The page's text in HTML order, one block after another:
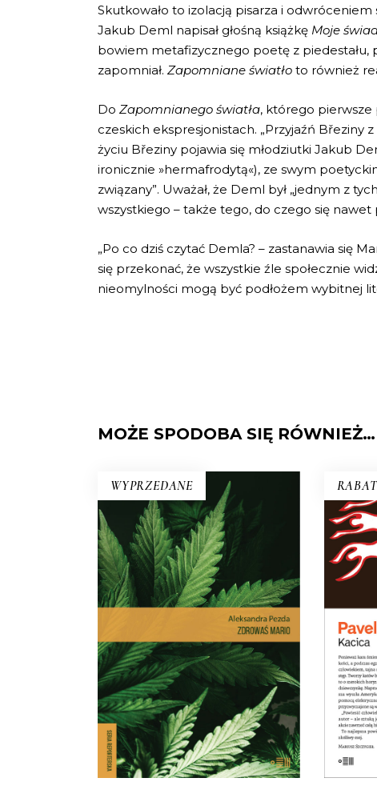
Skutkowało to izolacją pisarza i odwróceniem
Jakub Deml napisał głośną książkę Moje
bowiem metafizycznego poetę z piedestału,
zapomniał. Zapomniane światło to również
Do Zapomnianego światła, którego pierwsze
czeskich ekspresjonistach. „Przyjaźń Březiny
życiu Březiny pojawia się młodziutki Jakub
ironicznie »hermafrodytą«), ze swym
związany”. Uważał, że Deml był „jednym z
wszystkiego – także tego, do czego się nawet
„Po co dziś czytać Demla? – zastanawia się
się przekonać, że wszystkie źle społecznie
nieomylności mogą być podłożem wybitnej
MOŻE SPODOBA SIĘ RÓWNIEŻ…
WYPRZEDANE
E-BOOK DO
KOSZYKA
ZDROWAŚ MARIO.
REPORTAŻE O
MEDYCZNEJ
MARIHUANIE
Dlatego pacjenci stają się
przestępcami? Reportaż
interwencyjny na temat, który
dotyczy milionów z nas – choć
na co dzień nie zdajemy sobie z
tego sprawy.
RABAT
nie
więc